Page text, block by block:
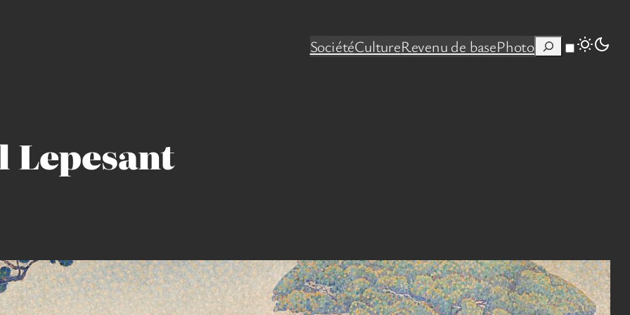
SociétéCultureRevenu de basePhotoRechercher
Lepesant